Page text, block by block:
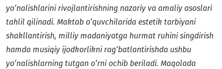
yo‘nalishlarini rivojlantirishning nazariy va amaliy asoslari
tahlil qilinadi. Maktab o‘quvchilarida estetik tarbiyani
shakllantirish, milliy madaniyatga hurmat ruhini singdirish
hamda musiqiy ijodkorlikni rag‘batlantirishda ushbu
yo‘nalishlarning tutgan o‘rni ochib beriladi. Maqolada